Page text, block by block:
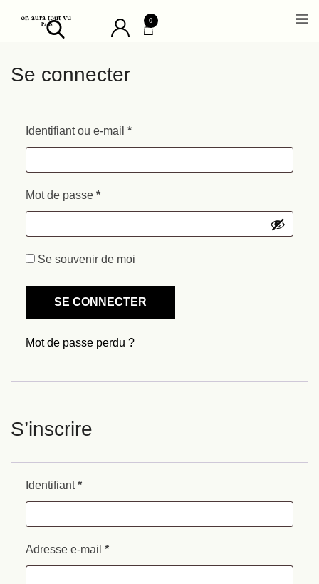
0
Se connecter
Identifiant ou e-mail *
Mot de passe *
Se souvenir de moi
SE CONNECTER
Mot de passe perdu ?
S’inscrire
Identifiant*
Adresse e-mail *